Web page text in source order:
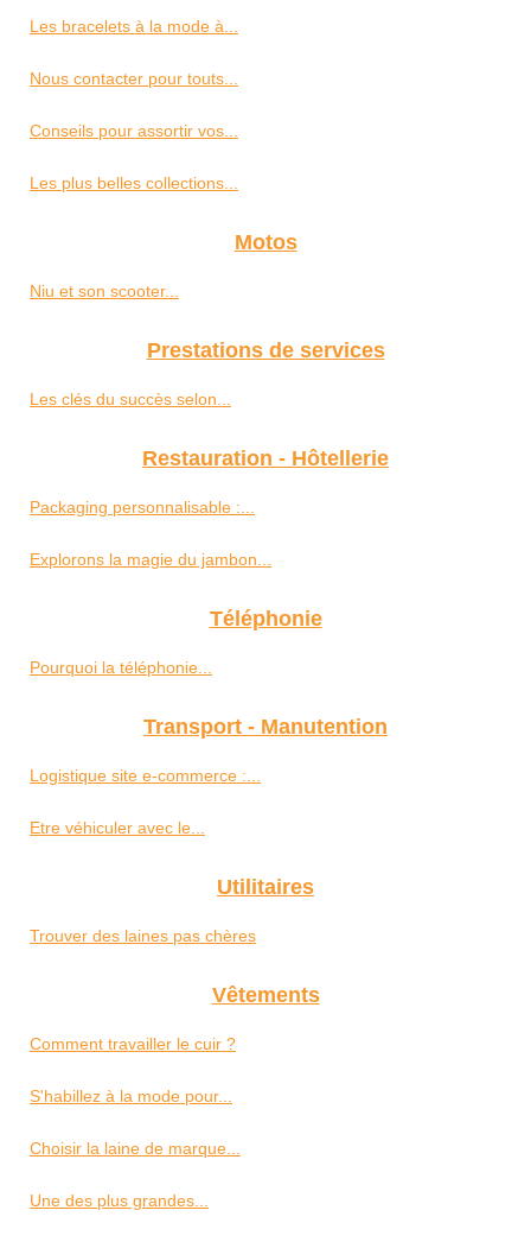
Les bracelets à la mode à...
Nous contacter pour touts...
Conseils pour assortir vos...
Les plus belles collections...
Motos
Niu et son scooter...
Prestations de services
Les clés du succès selon...
Restauration - Hôtellerie
Packaging personnalisable :...
Explorons la magie du jambon...
Téléphonie
Pourquoi la téléphonie...
Transport - Manutention
Logistique site e-commerce :...
Etre véhiculer avec le...
Utilitaires
Trouver des laines pas chères
Vêtements
Comment travailler le cuir ?
S'habillez à la mode pour...
Choisir la laine de marque...
Une des plus grandes...